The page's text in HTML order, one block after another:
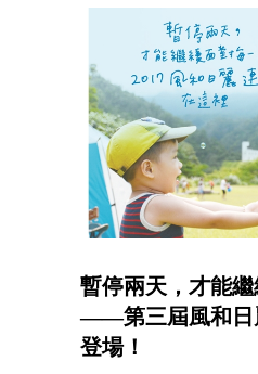
暫停兩天，才能
——第三屆風和日
登場！